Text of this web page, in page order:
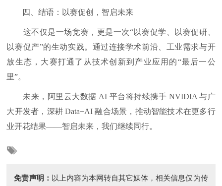
四、结语：以赛促创，智启未来
这不仅是一场竞赛，更是一次“以赛促学、以赛促研、
以赛促产”的生动实践。通过连接学术前沿、工业需求与开
放生态，大赛打通了从技术创新到产业应用的“最后一公
里”。
未来，阿里云大数据 AI 平台将持续携手 NVIDIA 与广
大开发者，深耕 Data+AI 融合场景，推动智能技术在更多行
业开花结果——智启未来，我们继续同行。
免责声明： 以上内容为本网转自其它媒体，相关信息仅为传